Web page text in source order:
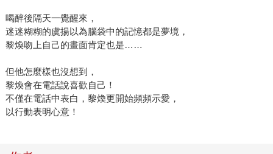
喝醉後隔天一覺醒來，
迷迷糊糊的虞揚以為腦袋中的記憶都是夢境，
黎煥吻上自己的畫面肯定也是……
但他怎麼樣也沒想到，
黎煥會在電話說喜歡自己！
不僅在電話中表白，黎煥更開始頻頻示愛，
以行動表明心意！